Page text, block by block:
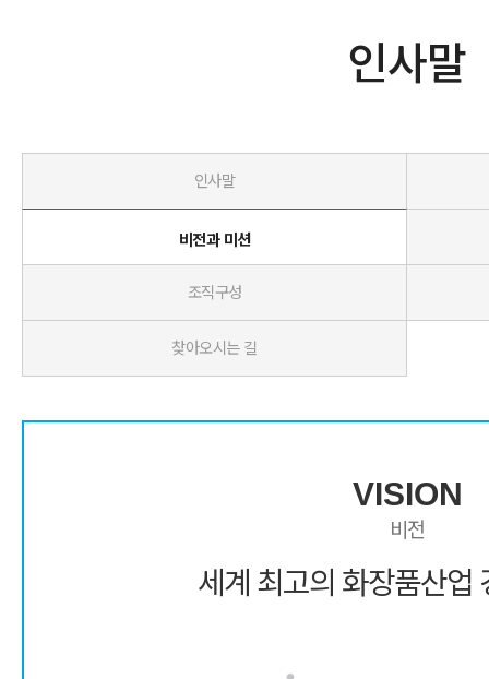
인사말
인사말
비전과 미션
조직구성
찾아오시는 길
VISION
비전
세계 최고의 화장품산업